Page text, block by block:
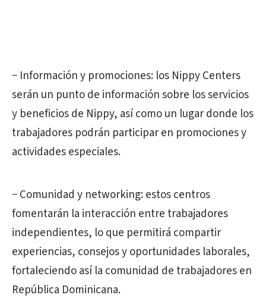
− Información y promociones: los Nippy Centers
serán un punto de información sobre los servicios
y beneficios de Nippy, así como un lugar donde los
trabajadores podrán participar en promociones y
actividades especiales.
− Comunidad y networking: estos centros
fomentarán la interacción entre trabajadores
independientes, lo que permitirá compartir
experiencias, consejos y oportunidades laborales,
fortaleciendo así la comunidad de trabajadores en
República Dominicana.